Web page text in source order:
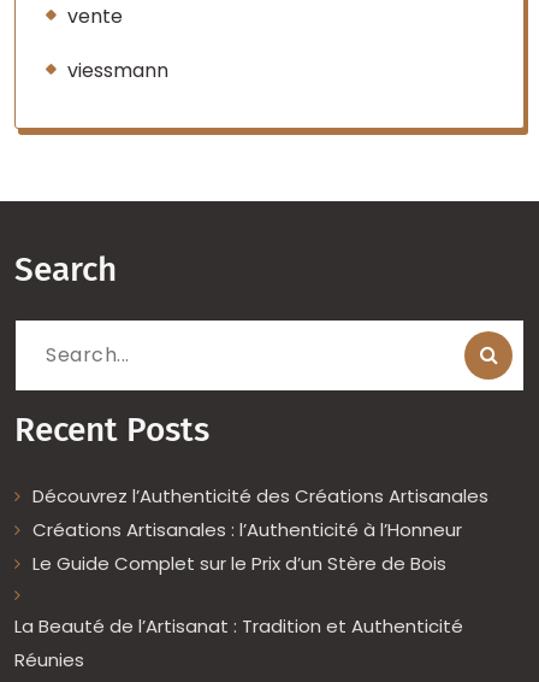
vente
viessmann
Search
Search
Recent Posts
Découvrez l’Authenticité des Créations Artisanales
Créations Artisanales : l’Authenticité à l’Honneur
Le Guide Complet sur le Prix d’un Stère de Bois
La Beauté de l’Artisanat : Tradition et Authenticité
Réunies